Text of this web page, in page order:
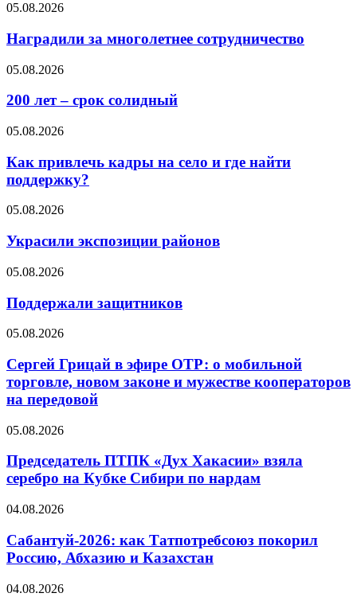
05.08.2026
Наградили за многолетнее сотрудничество
05.08.2026
200 лет – срок солидный
05.08.2026
Как привлечь кадры на село и где найти
поддержку?
05.08.2026
Украсили экспозиции районов
05.08.2026
Поддержали защитников
05.08.2026
Сергей Грицай в эфире ОТР: о мобильной
торговле, новом законе и мужестве кооператоров
на передовой
05.08.2026
Председатель ПТПК «Дух Хакасии» взяла
серебро на Кубке Сибири по нардам
04.08.2026
Сабантуй-2026: как Татпотребсоюз покорил
Россию, Абхазию и Казахстан
04.08.2026